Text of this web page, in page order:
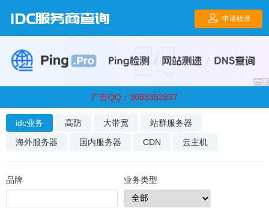
广告QQ：3083352837
idc业务 高防 大带宽
站群服务器
海外服务器
国内服务器 CDN 云主机
品牌 业务类型